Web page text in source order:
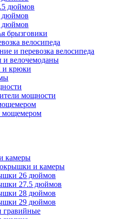
дюймов
дюймов
дюймов
брызговики
велосипеда
и перевозка велосипеда
и велочемоданы
и крюки
мощности
мощемером
камеры
и камеры
26 дюймов
27.5 дюймов
28 дюймов
29 дюймов